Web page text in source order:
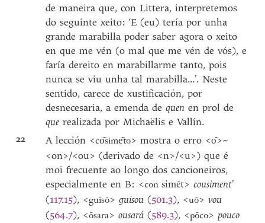
de maneira que, con Littera, interpretemos
do seguinte xeito: ‘E (eu) tería por unha
grande marabilla poder saber agora o xeito
en que me vén (o mal que me vén de vós), e
faría dereito en marabillarme tanto, pois
nunca se viu unha tal marabilla...’. Neste
sentido, carece de xustificación, por
desnecesaria, a emenda dequenen prol de
querealizada por Michaëlis e Vallín.
22 A lección <co͂sime͂to> mostra o erro <o͂>~
<on>/<ou> (derivado de <n>/<u>) que é
moi frecuente ao longo dos cancioneiros,
especialmente en B: <consimēt>cousiment’
(117.15), <guisō>guisou(501.3), <uō>vou
(564.7), <ōsara>ousará(589.3), <pōco>pouco